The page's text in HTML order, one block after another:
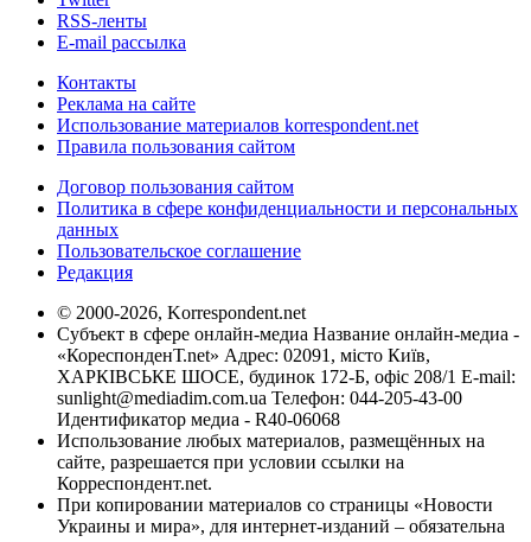
RSS-ленты
E-mail рассылка
Контакты
Реклама на сайте
Использование материалов korrespondent.net
Правила пользования сайтом
Договор пользования сайтом
Политика в сфере конфиденциальности и персональных
данных
Пользовательское соглашение
Редакция
© 2000-2026, Korrespondent.net
Субъект в сфере онлайн-медиа Название онлайн-медиа -
«КореспонденТ.net» Адрес: 02091, місто Київ,
ХАРКІВСЬКЕ ШОСЕ, будинок 172-Б, офіс 208/1 E-mail:
sunlight@mediadim.com.ua Телефон: 044-205-43-00
Идентификатор медиа - R40-06068
Использование любых материалов, размещённых на
сайте, разрешается при условии ссылки на
Корреспондент.net.
При копировании материалов со страницы «Новости
Украины и мира», для интернет-изданий – обязательна